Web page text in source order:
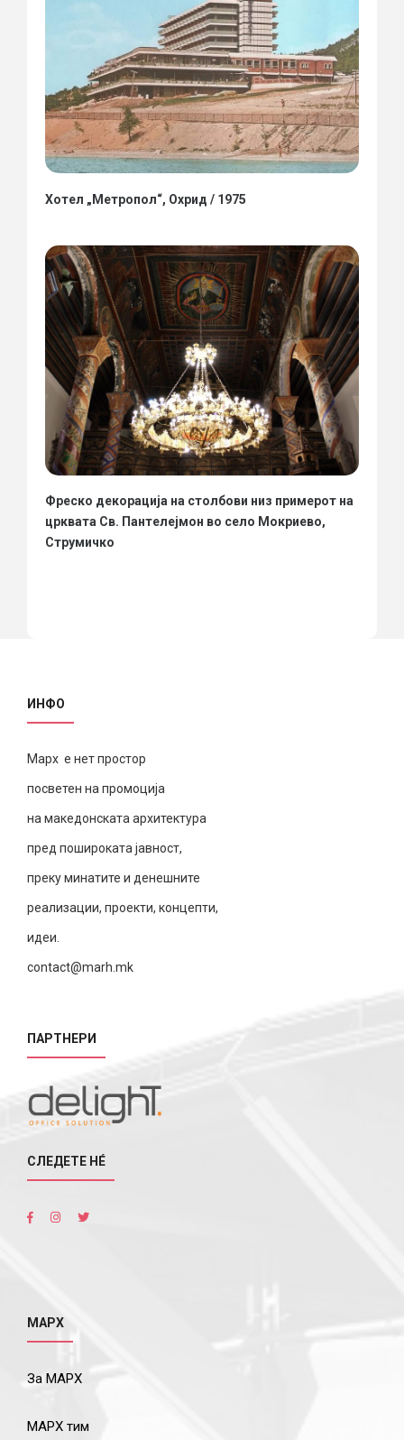
Хотел „Метропол“, Охрид / 1975
Фреско декорација на столбови низ примерот на
црквата Св. Пантелејмон во село Мокриево,
Струмичко
ИНФО
Марх е нет простор
посветен на промоција
на македонската архитектура
пред пошироката јавност,
преку минатите и денешните
реализации, проекти, концепти,
идеи.
contact@marh.mk
ПАРТНЕРИ
СЛЕДЕТЕ НÉ
МАРХ
За МАРХ
МАРХ тим